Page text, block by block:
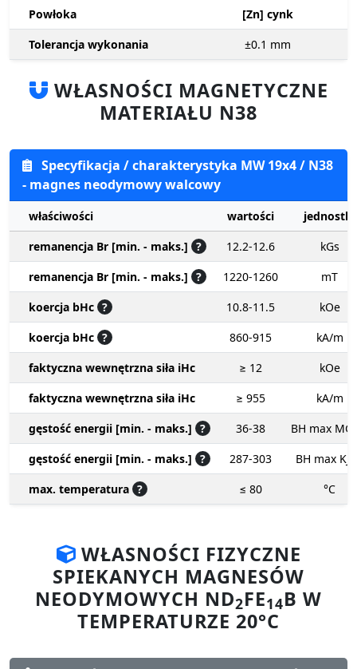
Powłoka
[Zn] cynk
Tolerancja wykonania
±0.1 mm
WŁASNOŚCI MAGNETYCZNE
MATERIAŁU N38
Specyfikacja / charakterystyka MW 19x4 / N38
- magnes neodymowy walcowy
właściwości wartości
jednostki
remanencja Br [min. - maks.] ? 12.2-12.6
kGs
remanencja Br [min. - maks.] ? 1220-1260
mT
koercja bHc ? 10.8-11.5
kOe
koercja bHc ? 860-915
kA/m
faktyczna wewnętrzna siła iHc
≥ 12
kOe
faktyczna wewnętrzna siła iHc
≥ 955
kA/m
gęstość energii [min. - maks.] ? 36-38
BH max
gęstość energii [min. - maks.] ? 287-303
BH max
max. temperatura ? ≤ 80 °C
WŁASNOŚCI FIZYCZNE
SPIEKANYCH MAGNESÓW
NEODYMOWYCH ND2FE14B W
TEMPERATURZE 20°C